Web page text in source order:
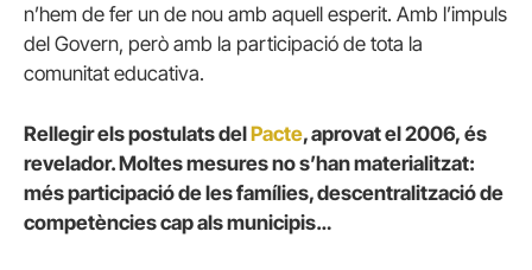
n’hem de fer un de nou amb aquell esperit. Amb l’impuls
del Govern, però amb la participació de tota la
comunitat educativa.
Rellegir els postulats delPacte, aprovat el 2006, és
revelador. Moltes mesures no s’han materialitzat:
més participació de les famílies, descentralització de
competències cap als municipis…